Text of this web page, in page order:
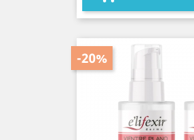
-20%